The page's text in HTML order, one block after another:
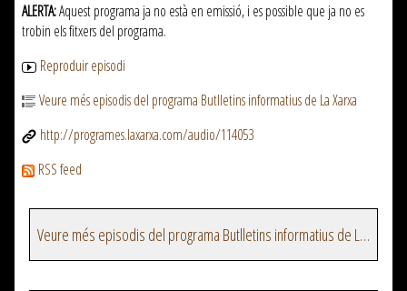
ALERTA:Aquest programa ja no està en emissió, i es possible que ja no es
trobin els fitxers del programa.
Reproduir episodi
Veure més episodis del programa Butlletins informatius de La Xarxa
http://programes.laxarxa.com/audio/114053
RSS feed
Veure més episodis del programa Butlletins informatius de La Xarxa